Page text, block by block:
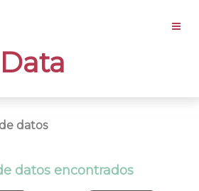
Data
datos
datos encontrados